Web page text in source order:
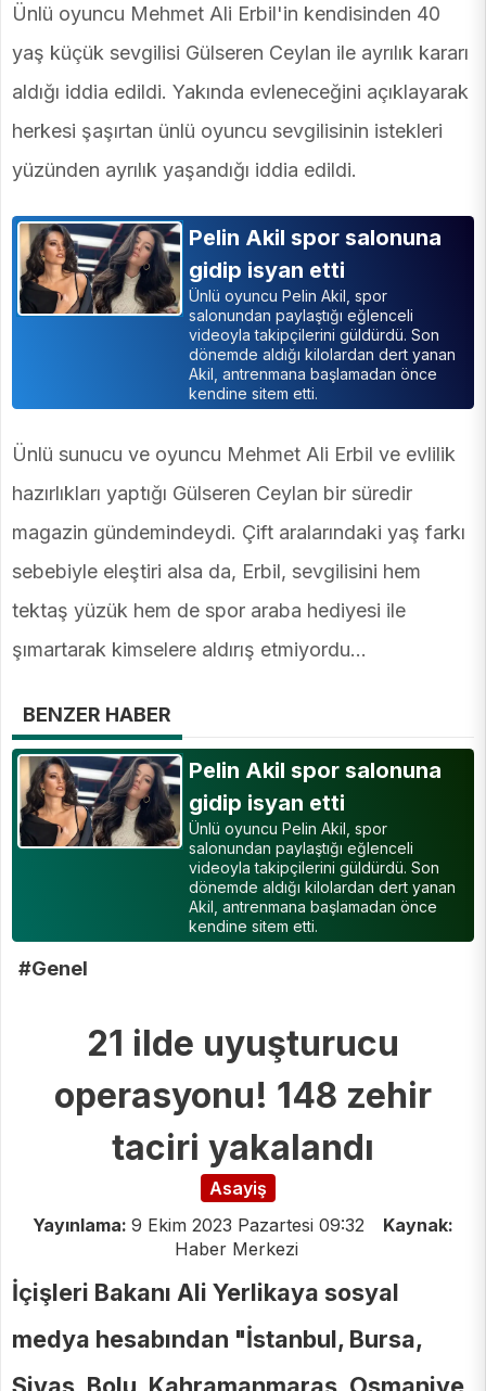
Ünlü oyuncu Mehmet Ali Erbil'in kendisinden 40
yaş küçük sevgilisi Gülseren Ceylan ile ayrılık kararı
aldığı iddia edildi. Yakında evleneceğini açıklayarak
herkesi şaşırtan ünlü oyuncu sevgilisinin istekleri
yüzünden ayrılık yaşandığı iddia edildi.
Pelin Akil spor salonuna
gidip isyan etti
Ünlü oyuncu Pelin Akil, spor
salonundan paylaştığı eğlenceli
videoyla takipçilerini güldürdü. Son
dönemde aldığı kilolardan dert yanan
Akil, antrenmana başlamadan önce
kendine sitem etti.
Ünlü sunucu ve oyuncu Mehmet Ali Erbil ve evlilik
hazırlıkları yaptığı Gülseren Ceylan bir süredir
magazin gündemindeydi. Çift aralarındaki yaş farkı
sebebiyle eleştiri alsa da, Erbil, sevgilisini hem
tektaş yüzük hem de spor araba hediyesi ile
şımartarak kimselere aldırış etmiyordu...
BENZER HABER
Pelin Akil spor salonuna
gidip isyan etti
Ünlü oyuncu Pelin Akil, spor
salonundan paylaştığı eğlenceli
videoyla takipçilerini güldürdü. Son
dönemde aldığı kilolardan dert yanan
Akil, antrenmana başlamadan önce
kendine sitem etti.
#Genel
21 ilde uyuşturucu
operasyonu! 148 zehir
taciri yakalandı
Asayiş
Yayınlama: 9 Ekim 2023 Pazartesi 09:32
Kaynak:
Haber Merkezi
İçişleri Bakanı Ali Yerlikaya sosyal
medya hesabından "İstanbul, Bursa,